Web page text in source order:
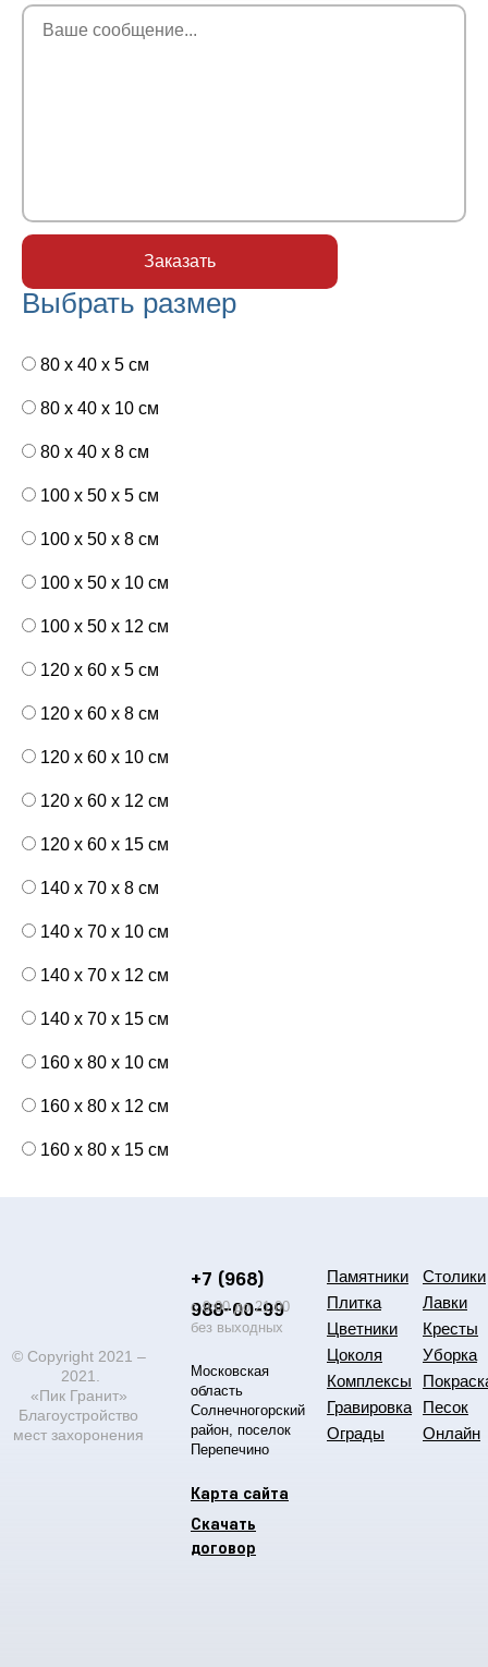
Выбрать размер
80 x 40 x 5 см
80 x 40 x 10 см
80 x 40 x 8 см
100 x 50 x 5 см
100 х 50 х 8 см
100 x 50 x 10 см
100 x 50 x 12 см
120 x 60 x 5 см
120 x 60 x 8 см
120 x 60 x 10 см
120 x 60 x 12 см
120 x 60 x 15 см
140 x 70 x 8 см
140 x 70 x 10 см
140 x 70 x 12 см
140 x 70 x 15 см
160 x 80 x 10 см
160 x 80 x 12 см
160 x 80 x 15 см
© Copyright 2021 –
2021.
«Пик Гранит»
Благоустройство
мест захоронения
+7 (968)
988-00-99
с 9:00 до 21:00
без выходных
Московская
область
Солнечногорский
район, поселок
Перепечино
Карта сайта
Скачать
договор
Памятники
Плитка
Цветники
Цоколя
Комплексы
Гравировка
Ограды
Столики
Лавки
Кресты
Уборка
Песок
Онлайн